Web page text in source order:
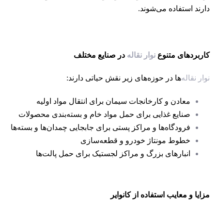
دارند استفاده می‌شوند.
کاربردهای متنوع نوار نقاله در صنایع مختلف
نوار نقاله‌ها در حوزه‌های زیر نقش حیاتی دارند:
معادن و کارخانجات سیمان برای انتقال مواد اولیه
صنایع غذایی برای حمل مواد خام و بسته‌بندی محصولات
فرودگاه‌ها و مراکز پستی برای جابجایی چمدان‌ها و بسته‌ها
خطوط مونتاژ خودرو و قطعه‌سازی
انبارهای بزرگ و مراکز لجستیک برای حمل پالت‌ها
مزایا و معایب استفاده از کانوایر